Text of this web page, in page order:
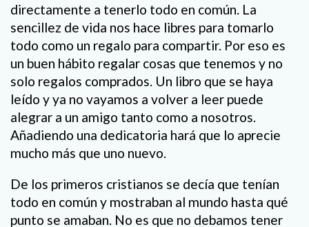
directamente a tenerlo todo en común. La
sencillez de vida nos hace libres para tomarlo
todo como un regalo para compartir. Por eso es
un buen hábito regalar cosas que tenemos y no
solo regalos comprados. Un libro que se haya
leído y ya no vayamos a volver a leer puede
alegrar a un amigo tanto como a nosotros.
Añadiendo una dedicatoria hará que lo aprecie
mucho más que uno nuevo.
De los primeros cristianos se decía que tenían
todo en común y mostraban al mundo hasta qué
punto se amaban. No es que no debamos tener